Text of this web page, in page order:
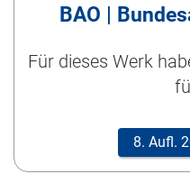
BAO |
Für dieses Werk
8. Aufl.